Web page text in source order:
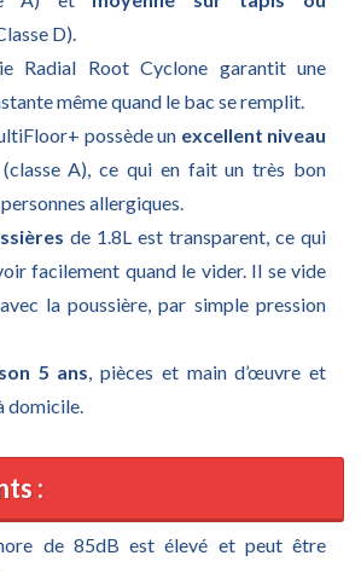
D).
Radial Root Cyclone garantit une
même quand le bac se remplit.
possède un excellent niveau
(classe A), ce qui en fait un très bon
allergiques.
de 1.8L est transparent, ce qui
facilement quand le vider. Il se vide
la poussière, par simple pression
5 ans , pièces et main d’œuvre et
domicile.
:
de 85dB est élevé et peut être